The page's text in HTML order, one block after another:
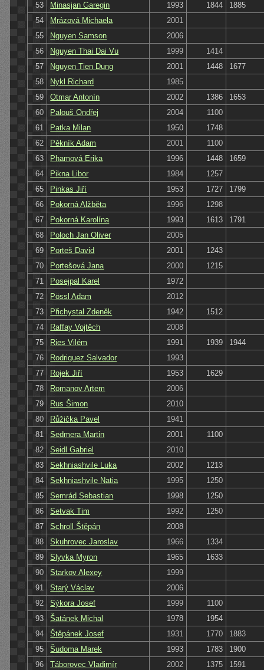
53
Minasjan Garegin 1993 1844
1885
54
Mrázová Michaela
2001
55
Nguyen Samson
2006
56
Nguyen Thai Dai Vu 1999
1414
57
Nguyen Tien Dung 2001 1448
1677
58
Nykl Richard
1985
59
Otmar Antonín 2002 1386
1653
60
Palouš Ondřej 2004
1100
61
Patka Milan 1950
1748
62
Pěkník Adam 2001
1100
63
Phamová Erika 1996 1448
1659
64
Pikna Libor 1984
1257
65
Pinkas Jiří 1953 1727
1799
66
Pokorná Alžběta 1996
1298
67
Pokorná Karolína 1993 1613
1791
68
Poloch Jan Oliver
2005
69
Porteš David 2001
1243
70
Portešová Jana 2000
1215
71
Posejpal Karel
1972
72
Pössl Adam
2012
73
Přichystal Zdeněk 1942
1512
74
Raffay Vojtěch
2008
75
Ries Vilém 1991 1939
1944
76
Rodriguez Salvador
1993
77
Rojek Jiří 1953
1629
78
Romanov Artem
2006
79
Rus Šimon
2010
80
Růžička Pavel
1941
81
Sedmera Martin 2001
1100
82
Seidl Gabriel
2010
83
Sekhniashvile Luka 2002
1213
84
Sekhniashvile Natia 1995
1250
85
Semrád Sebastian 1998
1250
86
Setvak Tim 1992
1250
87
Schroll Štěpán
2008
88
Skuhrovec Jaroslav 1966
1334
89
Slyvka Myron 1965
1633
90
Starkov Alexey
1999
91
Starý Václav
2006
92
Sýkora Josef 1999
1100
93
Šatánek Michal 1978
1954
94
Štěpánek Josef 1931 1770
1883
95
Šudoma Marek 1993 1783
1900
96
Táborovec Vladimír 2002 1375
1591